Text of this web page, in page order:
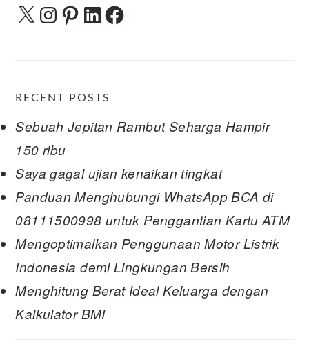
X Instagram
Pinterest
LinkedInFacebook
RECENT POSTS
Sebuah Jepitan Rambut Seharga Hampir
150 ribu
Saya gagal ujian kenaikan tingkat
Panduan Menghubungi WhatsApp BCA di
08111500998 untuk Penggantian Kartu ATM
Mengoptimalkan Penggunaan Motor Listrik
Indonesia demi Lingkungan Bersih
Menghitung Berat Ideal Keluarga dengan
Kalkulator BMI